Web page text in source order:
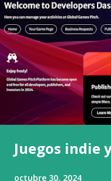
Juegos indie
octubre 30, 2024